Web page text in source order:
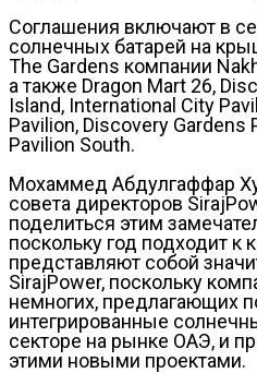
Соглашения включают в
солнечных батарей на
The Gardens компании
а также Dragon Mart 26,
Island, International City
Pavilion, Discovery Gardens
Pavilion South.
Мохаммед Абдулгаффар
совета директоров
поделиться этим
поскольку год подходит к
представляют собой
SirajPower, поскольку
немногих, предлагающих
интегрированные
секторе на рынке ОАЭ, и
этими новыми проектами.